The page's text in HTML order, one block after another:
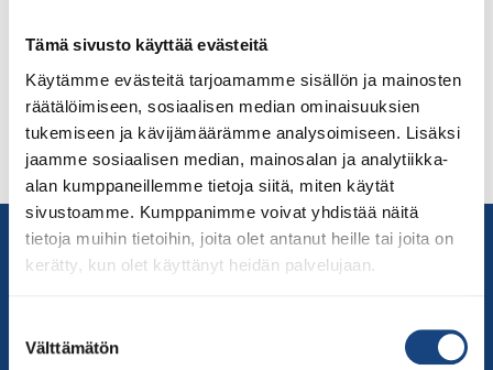
Tämä sivusto käyttää evästeitä
Käytämme evästeitä tarjoamamme sisällön ja mainosten
räätälöimiseen, sosiaalisen median ominaisuuksien
tukemiseen ja kävijämäärämme analysoimiseen. Lisäksi
jaamme sosiaalisen median, mainosalan ja analytiikka-
alan kumppaneillemme tietoja siitä, miten käytät
sivustoamme. Kumppanimme voivat yhdistää näitä
tietoja muihin tietoihin, joita olet antanut heille tai joita on
kerätty, kun olet käyttänyt heidän palvelujaan.
valinta
Välttämätön
viidakkoa kohti yleisövapaata tapahtumaa. Lue koko
artikkeli Judolehdestä täältä. Kuvalinkit Shirokawan
kuvat, kuvaaja Vesa Villanen
https://drive.google.com/drive/folders/16-
Nmu0_JXmc83WzsZXkts9sbVotuNnq SM avajaiset ja
palkintokuvat U18 […]
Yhteystiedot
Suomen Judoliitto